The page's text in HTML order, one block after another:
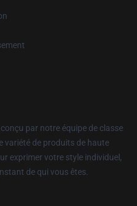
par notre équipe de classe
variété de produits de haute
exprimer votre style individuel,
de qui vous êtes.